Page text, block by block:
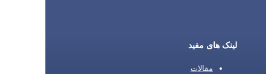
لینک های مفید
مقالات